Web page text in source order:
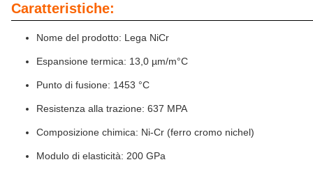
Caratteristiche:
Nome del prodotto: Lega NiCr
Espansione termica: 13,0 µm/m°C
Punto di fusione: 1453 °C
Resistenza alla trazione: 637 MPA
Composizione chimica: Ni-Cr (ferro cromo nichel)
Modulo di elasticità: 200 GPa